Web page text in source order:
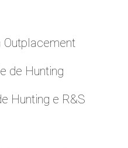
Outplacement
de Hunting
Hunting e R&S